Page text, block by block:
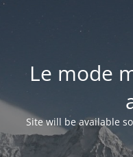
Le mode
Site will be available